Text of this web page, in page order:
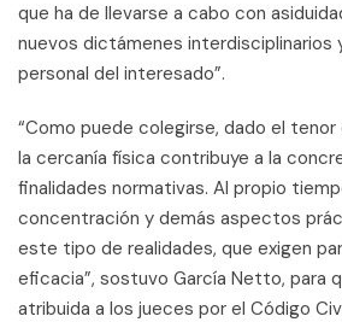
que ha de llevarse a cabo con
nuevos dictámenes interdisciplinarios
personal del interesado”.
“Como puede colegirse, dado el tenor
la cercanía física contribuye a la
finalidades normativas. Al propio
concentración y demás aspectos
este tipo de realidades, que exigen
eficacia”, sostuvo García Netto, para
atribuida a los jueces por el Código